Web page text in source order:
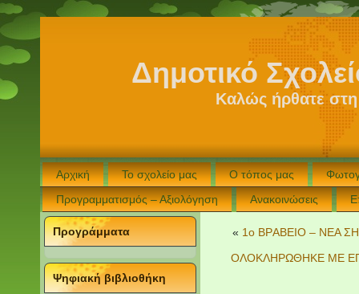
Δημοτικό
Καλώς ήρθατε
Αρχική Το σχολείο μας Ο τόπος μας
Προγραμματισμός – Αξιολόγηση
Ανακοινώσεις
Προγράμματα
Ψηφιακή βιβλιοθήκη
« 1o BΡABEIO – ΝΕΑ
ΟΛΟΚΛΗΡΩΘΗΚΕ ΜΕ